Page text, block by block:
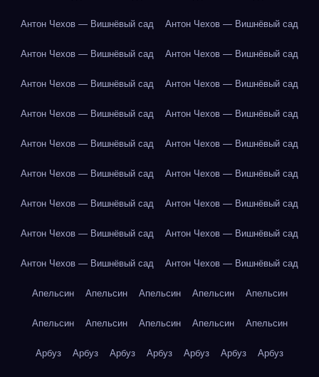
Антон Чехов — Вишнёвый сад Антон Чехов — Вишнёвый сад
Антон Чехов — Вишнёвый сад Антон Чехов — Вишнёвый сад
Антон Чехов — Вишнёвый сад Антон Чехов — Вишнёвый сад
Антон Чехов — Вишнёвый сад Антон Чехов — Вишнёвый сад
Антон Чехов — Вишнёвый сад Антон Чехов — Вишнёвый сад
Антон Чехов — Вишнёвый сад Антон Чехов — Вишнёвый сад
Антон Чехов — Вишнёвый сад Антон Чехов — Вишнёвый сад
Антон Чехов — Вишнёвый сад Антон Чехов — Вишнёвый сад
Антон Чехов — Вишнёвый сад Антон Чехов — Вишнёвый сад
Апельсин Апельсин Апельсин Апельсин Апельсин
Апельсин Апельсин Апельсин Апельсин Апельсин
Арбуз Арбуз Арбуз Арбуз Арбуз Арбуз Арбуз